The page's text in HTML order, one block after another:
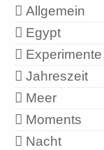
Allgemein
Egypt
Experimente
Jahreszeit
Meer
Moments
Nacht